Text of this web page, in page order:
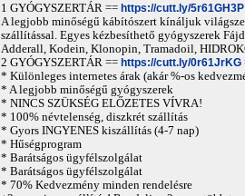
1 GYÓGYSZERTÁR == https://cutt.ly/5r61GH3P
A legjobb minőségű kábítószert kínáljuk
szállítással. Egyes kézbesíthető gyógyszerek
Adderall, Kodein, Klonopin, Tramadoil,
2 GYÓGYSZERTÁR == https://cutt.ly/0r61JrKG
* Különleges internetes árak (akár %-os
* A legjobb minőségű gyógyszerek
* NINCS SZÜKSÉG ELŐZETES VÍVRA!
* 100% névtelenség, diszkrét szállítás
* Gyors INGYENES kiszállítás (4-7 nap)
* Hűségprogram
* Barátságos ügyfélszolgálat
* Barátságos ügyfélszolgálat
* 70% Kedvezmény minden rendelésre